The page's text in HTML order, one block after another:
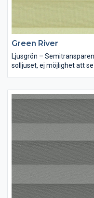
Green River
Ljusgrön –
solljuset, ej möjlighet att